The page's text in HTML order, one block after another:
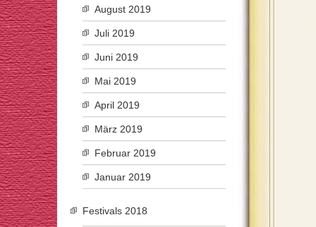
August 2019
Juli 2019
Juni 2019
Mai 2019
April 2019
März 2019
Februar 2019
Januar 2019
Festivals 2018